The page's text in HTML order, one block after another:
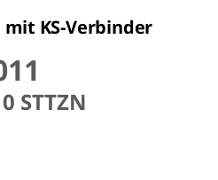
KS-Verbinder
STTZN